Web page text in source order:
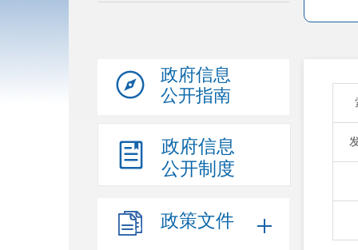
政府信息
公开指南
政府信息
公开制度
政策文件